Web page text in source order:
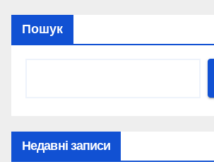
Пошук
Недавні записи